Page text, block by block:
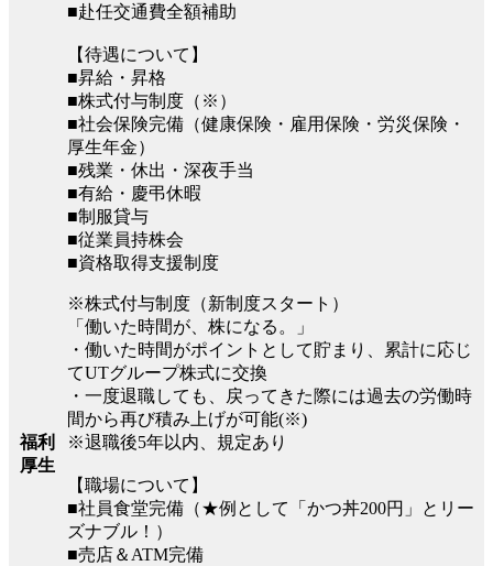
福利
厚生
■赴任交通費全額補助
【待遇について】
■昇給・昇格
■株式付与制度（※）
■社会保険完備（健康保険・雇用保険・労災保険・
厚生年金）
■残業・休出・深夜手当
■有給・慶弔休暇
■制服貸与
■従業員持株会
■資格取得支援制度
※株式付与制度（新制度スタート）
「働いた時間が、株になる。」
・働いた時間がポイントとして貯まり、累計に応じ
てUTグループ株式に交換
・一度退職しても、戻ってきた際には過去の労働時
間から再び積み上げが可能(※)
※退職後5年以内、規定あり
【職場について】
■社員食堂完備（★例として「かつ丼200円」とリー
ズナブル！）
■売店＆ATM完備